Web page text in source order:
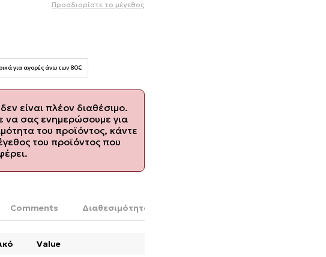
Προσδιορίστε το μέγεθος
για αγορές άνω των 80€
είναι πλέον διαθέσιμο.
να σας ενημερώσουμε για
του προϊόντος, κάντε
του προϊόντος που
Comments Διαθεσιμότητα στο κατάστημα
Value